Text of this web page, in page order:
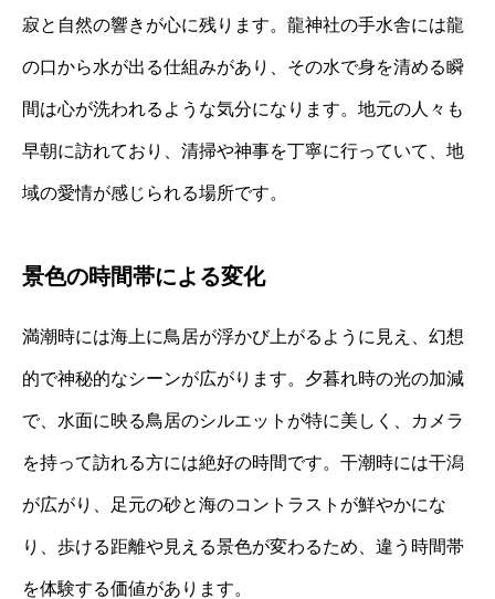
寂と自然の響きが心に残ります。龍神社の手水舎には龍
の口から水が出る仕組みがあり、その水で身を清める瞬
間は心が洗われるような気分になります。地元の人々も
早朝に訪れており、清掃や神事を丁寧に行っていて、地
域の愛情が感じられる場所です。
景色の時間帯による変化
満潮時には海上に鳥居が浮かび上がるように見え、幻想
的で神秘的なシーンが広がります。夕暮れ時の光の加減
で、水面に映る鳥居のシルエットが特に美しく、カメラ
を持って訪れる方には絶好の時間です。干潮時には干潟
が広がり、足元の砂と海のコントラストが鮮やかにな
り、歩ける距離や見える景色が変わるため、違う時間帯
を体験する価値があります。